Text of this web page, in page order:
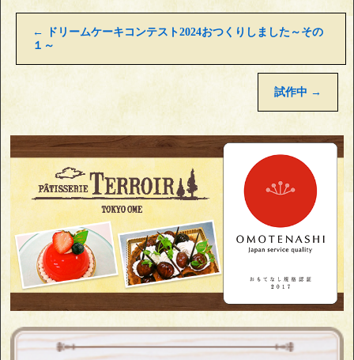
←
ドリームケーキコンテスト2024おつくりしました～その
１～
試作中 →